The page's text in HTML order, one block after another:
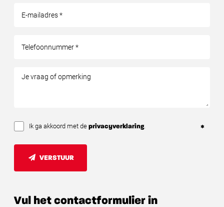
Ik ga akkoord met de privacyverklaring.
VERSTUUR
Vul het contactformulier in